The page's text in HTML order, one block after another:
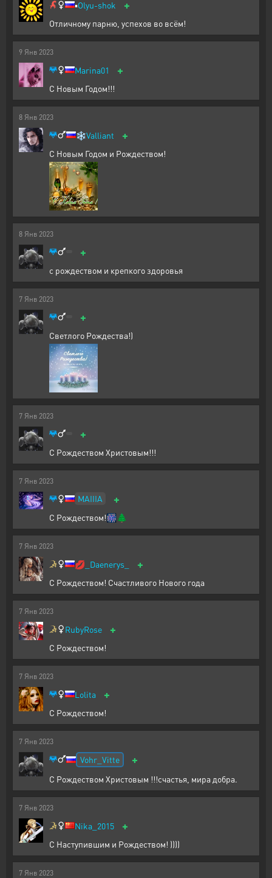
▪️Olyu-shok +
Отличному парню, успехов во всём!
9 Янв 2023
Marina01 +
С Новым Годом!!!
8 Янв 2023
❄️Valliant +
С Новым Годом и Рождеством!
8 Янв 2023
+
с рождеством и крепкого здоровья
7 Янв 2023
+
Светлого Рождества!)
7 Янв 2023
+
С Рождеством Христовым!!!
7 Янв 2023
MAIIIA +
С Рождеством!🎆🌲
7 Янв 2023
💋 _Daenerys_ +
С Рождеством! Счастливого Нового года
7 Янв 2023
RubyRose +
С Рождеством!
7 Янв 2023
Lolita +
С Рождеством!
7 Янв 2023
Vohr_Vitte +
С Рождеством Христовым !!!счастья, мира добра.
7 Янв 2023
Nika_2015 +
С Наступившим и Рождеством! ))))
7 Янв 2023